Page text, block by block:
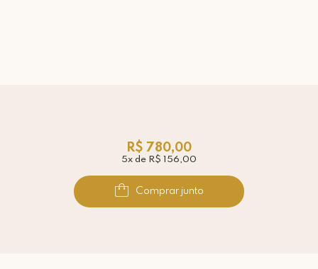
R$ 780,00
5x de R$ 156,00
Comprar junto